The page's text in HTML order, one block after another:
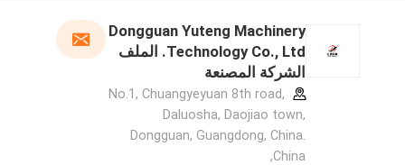
Dongguan Yuteng Machinery
Technology Co., Ltd. الملف
الشركة المصنعة
No.1, Chuangyeyuan 8th road,
Daluosha, Daojiao town,
Dongguan, Guangdong, China.
,China